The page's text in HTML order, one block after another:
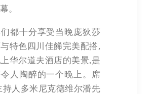
。
都十分享受当晚庞狄莎
特色四川佳餙完美配搭,
华尔道夫酒店的美景,是
人陶醉的一个晚上。席
持人多米尼克德维尔潘先